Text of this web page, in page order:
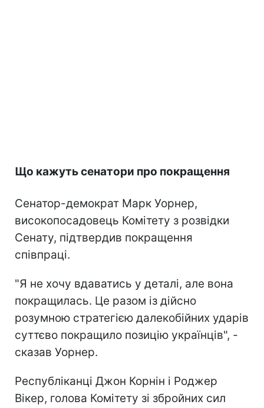
Що кажуть сенатори про покращення
Сенатор-демократ Марк Уорнер,
високопосадовець Комітету з розвідки
Сенату, підтвердив покращення
співпраці.
"Я не хочу вдаватись у деталі, але вона
покращилась. Це разом із дійсно
розумною стратегією далекобійних ударів
суттєво покращило позицію українців", -
сказав Уорнер.
Республіканці Джон Корнін і Роджер
Вікер, голова Комітету зі збройних сил